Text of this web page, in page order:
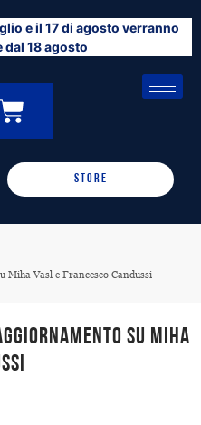
e il 17 di agosto verranno
dal 18 agosto
0
STORE
Vasl e Francesco Candussi
su Miha